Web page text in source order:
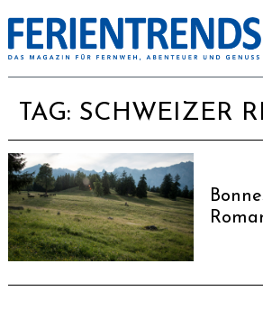
TAG: SCHWEIZER